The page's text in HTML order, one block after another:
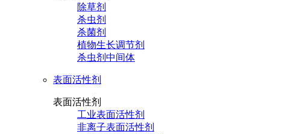
除草剂
杀虫剂
杀菌剂
植物生长调节剂
杀虫剂中间体
表面活性剂
表面活性剂
工业表面活性剂
非离子表面活性剂